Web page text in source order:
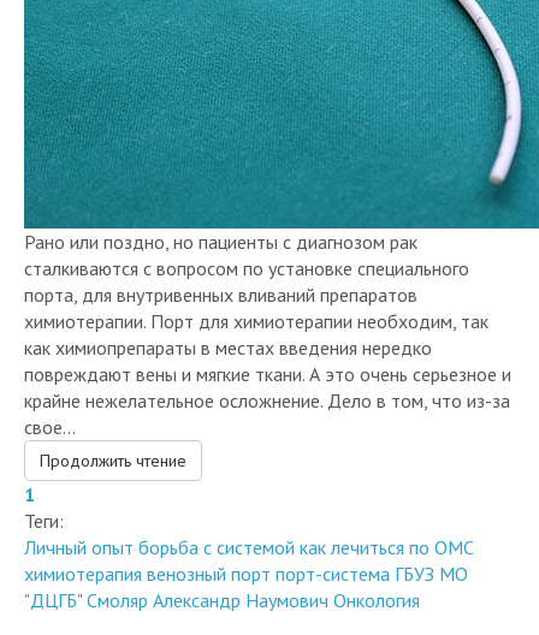
Рано или поздно, но пациенты с диагнозом рак
сталкиваются с вопросом по установке специального
порта, для внутривенных вливаний препаратов
химиотерапии. Порт для химиотерапии необходим, так
как химиопрепараты в местах введения нередко
повреждают вены и мягкие ткани. А это очень серьезное и
крайне нежелательное осложнение. Дело в том, что из-за
свое...
1
Теги:
Личный опыт борьба с системой как лечиться по ОМС